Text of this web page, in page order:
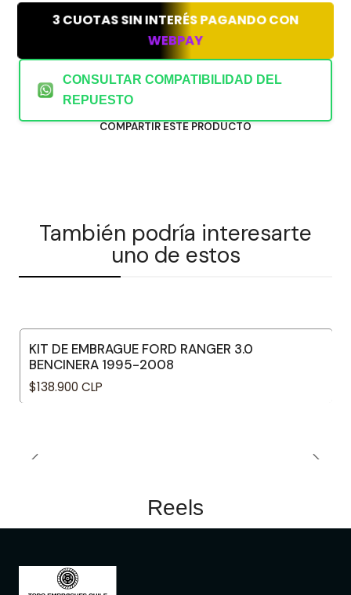
3 CUOTAS SIN INTERÉS PAGANDO CON
WEBPAY
CONSULTAR COMPATIBILIDAD DEL
REPUESTO
COMPARTIR ESTE PRODUCTO
También podría interesarte
uno de estos
KIT DE EMBRAGUE FORD RANGER 3.0
BENCINERA 1995-2008
$138.900 CLP
Reels